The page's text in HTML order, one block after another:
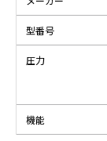
型番号
圧力
機能